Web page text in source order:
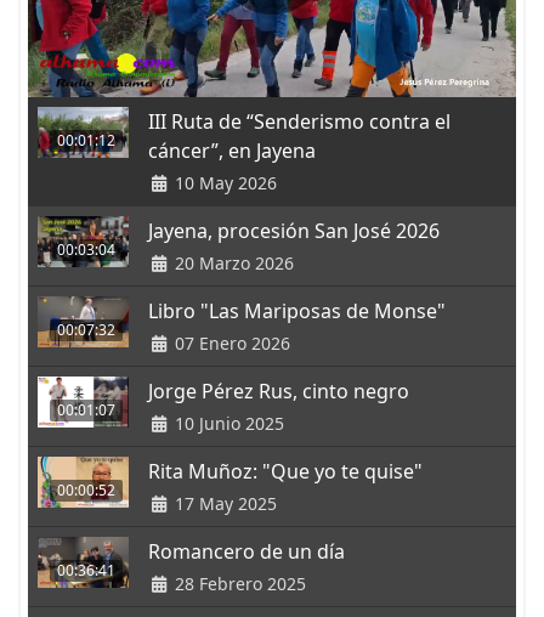
00:01:12
III Ruta de “Senderismo contra el
cáncer”, en Jayena
10 May 2026
00:03:04
Jayena, procesión San José 2026
20 Marzo 2026
00:07:32
Libro "Las Mariposas de Monse"
07 Enero 2026
00:01:07
Jorge Pérez Rus, cinto negro
10 Junio 2025
00:00:52
Rita Muñoz: "Que yo te quise"
17 May 2025
00:36:41
Romancero de un día
28 Febrero 2025